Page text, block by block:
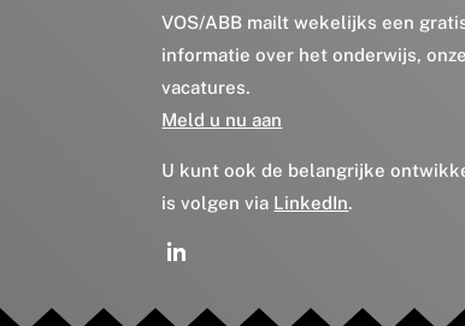
VOS/ABB mailt wekelijks een
informatie over het onderwijs,
vacatures.
Meld u nu aan
U kunt ook de belangrijke
is volgen via LinkedIn.